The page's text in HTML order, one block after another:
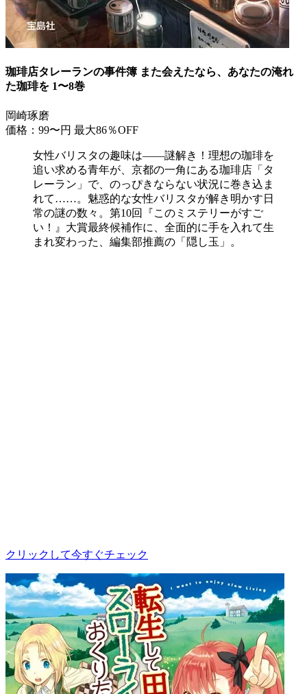
珈琲店タレーランの事件簿 また会えたなら、あなたの淹れ
た珈琲を 1〜8巻
岡崎琢磨
価格：99〜円 最大86％OFF
女性バリスタの趣味は――謎解き！理想の珈琲を
追い求める青年が、京都の一角にある珈琲店「タ
レーラン」で、のっぴきならない状況に巻き込ま
れて……。魅惑的な女性バリスタが解き明かす日
常の謎の数々。第10回『このミステリーがすご
い！』大賞最終候補作に、全面的に手を入れて生
まれ変わった、編集部推薦の「隠し玉」。
クリックして今すぐチェック